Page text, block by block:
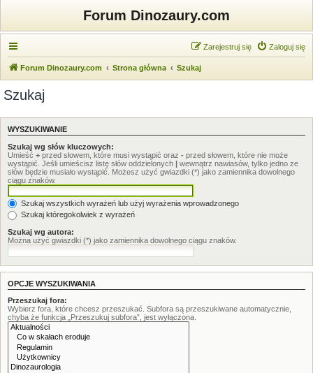
Forum Dinozaury.com
Zaloguj się
Zarejestruj się
Forum Dinozaury.com Strona główna Szukaj
Szukaj
WYSZUKIWANIE
Szukaj wg słów kluczowych:
Umieść + przed słowem, które musi wystąpić oraz - przed słowem, które nie może
wystąpić. Jeśli umieścisz listę słów oddzielonych | wewnątrz nawiasów, tylko jedno ze
słów będzie musiało wystąpić. Możesz użyć gwiazdki (*) jako zamiennika dowolnego
ciągu znaków.
Szukaj wszystkich wyrażeń lub użyj wyrażenia wprowadzonego
Szukaj któregokolwiek z wyrażeń
Szukaj wg autora:
Można użyć gwiazdki (*) jako zamiennika dowolnego ciągu znaków.
OPCJE WYSZUKIWANIA
Przeszukaj fora:
Wybierz fora, które chcesz przeszukać. Subfora są przeszukiwane automatycznie,
chyba że funkcja „Przeszukuj subfora”, jest wyłączona.